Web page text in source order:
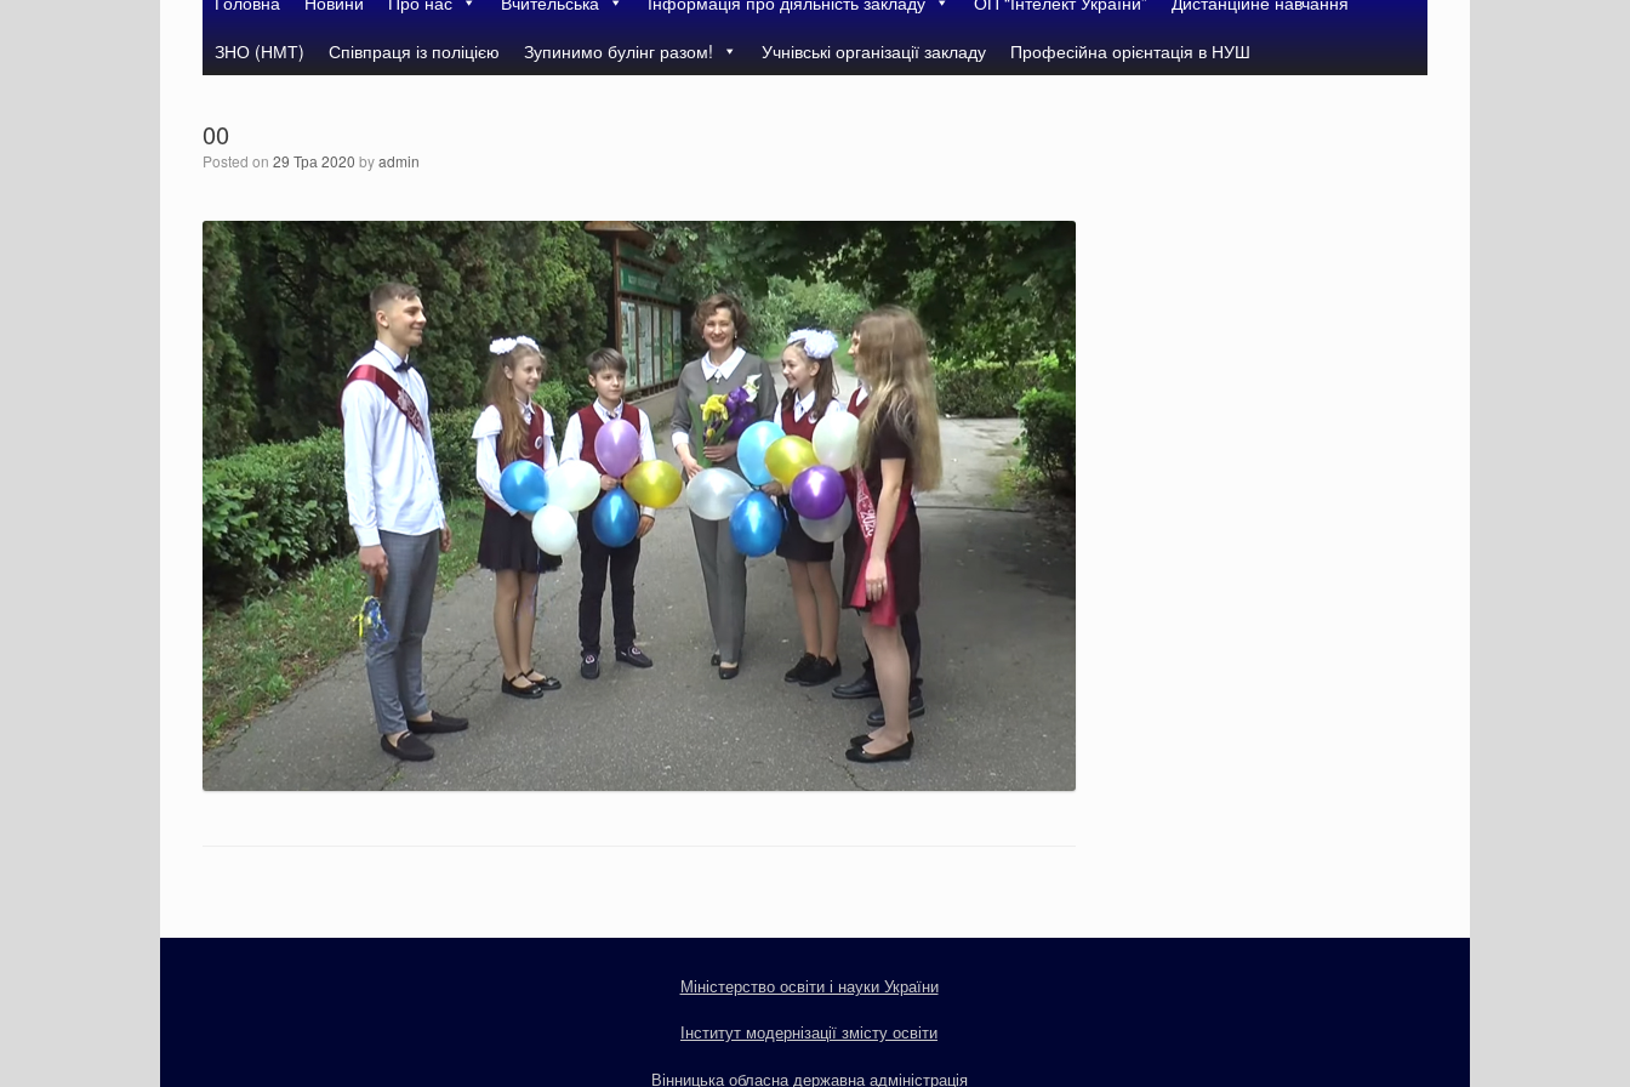
ЗНО (НМТ)
Співпраця із поліцією Зупинимо булінг разом! Учнівські організації закладу Професійна орієнтація в НУШ
00
Posted on 29 Тра 2020 byadmin
Міністерство освіти і науки України
Інститут модернізації змісту освіти
Вінницька обласна державна адміністрація